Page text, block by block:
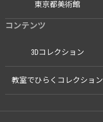
東京都美術館
コンテンツ
3Dコレクション
教室でひらくコレクション